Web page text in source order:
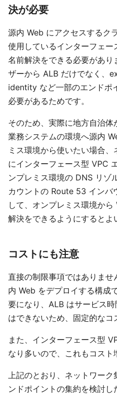
決が必要
源内 Web にアクセスするク
使用しているインターフェ
名前解決をできる必要があ
ザーから ALB だけでなく
identity など一部のエンドポ
必要があるためです。
そのため、実際に地方自治
業務システムの環境へ源内
ミス環境から使いたい場合
にインターフェース型 VPC
ンプレミス環境の DNS リゾ
カウントの Route 53 インバ
して、オンプレミス環境か
解決をできるようにするとよ
コストにも注意
直接の制限事項ではありま
内 Web をデプロイする構成
要になり、ALB はサービス
はできないため、固定的なコ
また、インターフェース型
なり多いので、これもコスト
上記のとおり、ネットワー
ンドポイントの集約を検討し